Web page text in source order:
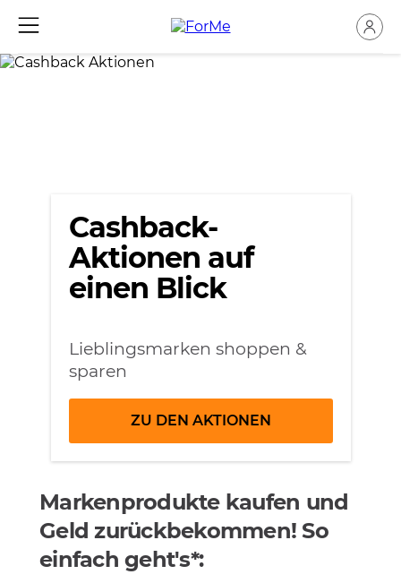
Cashback-
Aktionen auf
einen Blick
Lieblingsmarken shoppen &
sparen
ZU DEN AKTIONEN
Markenprodukte kaufen und
Geld zurückbekommen! So
einfach geht's*: